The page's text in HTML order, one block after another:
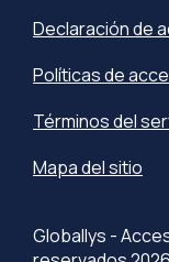
Declaración de
Políticas de
Términos del
Mapa del sitio
Globallys -